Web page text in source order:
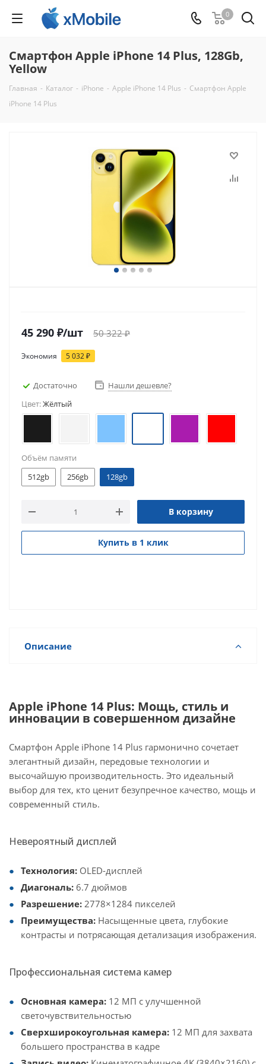
0
Смартфон Apple iPhone 14 Plus, 128Gb,
Yellow
Главная - Каталог - iPhone - Apple iPhone 14 Plus - Смартфон Apple
iPhone 14 Plus
45 290 ₽/шт 50 322₽
Экономия 5 032₽
Достаточно
Нашли дешевле?
Цвет:Жёлтый
Объём памяти
512gb
256gb 128gb
В корзину
Купить в 1 клик
Описание
Apple iPhone 14 Plus: Мощь, стиль и
инновации в совершенном дизайне
Смартфон Apple iPhone 14 Plus гармонично сочетает
элегантный дизайн, передовые технологии и
высочайшую производительность. Это идеальный
выбор для тех, кто ценит безупречное качество, мощь и
современный стиль.
Невероятный дисплей
Технология: OLED-дисплей
Диагональ: 6.7 дюймов
Разрешение: 2778×1284 пикселей
Преимущества: Насыщенные цвета, глубокие
контрасты и потрясающая детализация изображения.
Профессиональная система камер
Основная камера: 12 МП с улучшенной
светочувствительностью
Сверхширокоугольная камера: 12 МП для захвата
большего пространства в кадре